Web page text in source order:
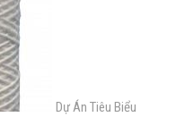
Dự Án Tiêu Biểu